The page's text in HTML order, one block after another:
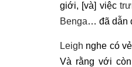
giới, [và] việc
Benga… đã dẫn
Leigh nghe có
Và rằng với